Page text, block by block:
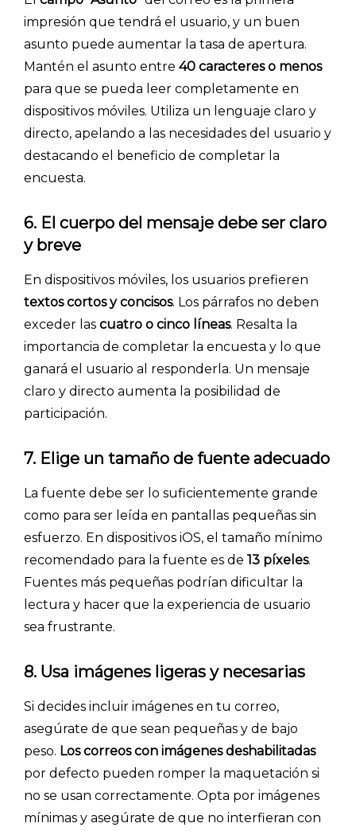
impresión que tendrá el usuario, y un buen
asunto puede aumentar la tasa de apertura.
Mantén el asunto entre 40 caracteres o menos
para que se pueda leer completamente en
dispositivos móviles. Utiliza un lenguaje claro y
directo, apelando a las necesidades del usuario y
destacando el beneficio de completar la
encuesta.
6. El cuerpo del mensaje debe ser claro
y breve
En dispositivos móviles, los usuarios prefieren
textos cortos y concisos. Los párrafos no deben
exceder las cuatro o cinco líneas. Resalta la
importancia de completar la encuesta y lo que
ganará el usuario al responderla. Un mensaje
claro y directo aumenta la posibilidad de
participación.
7. Elige un tamaño de fuente adecuado
La fuente debe ser lo suficientemente grande
como para ser leída en pantallas pequeñas sin
esfuerzo. En dispositivos iOS, el tamaño mínimo
recomendado para la fuente es de 13 píxeles.
Fuentes más pequeñas podrían dificultar la
lectura y hacer que la experiencia de usuario
sea frustrante.
8. Usa imágenes ligeras y necesarias
Si decides incluir imágenes en tu correo,
asegúrate de que sean pequeñas y de bajo
peso. Los correos con imágenes deshabilitadas
por defecto pueden romper la maquetación si
no se usan correctamente. Opta por imágenes
mínimas y asegúrate de que no interfieran con